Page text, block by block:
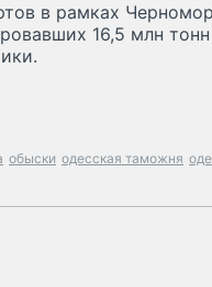
в рамках
16,5 млн
обыски одесская таможня